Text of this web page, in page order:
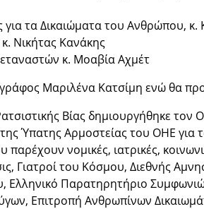
για τα Δικαιώματα του Ανθρώπου,
Νικήτας Κανάκης
κ. Μοαβία Αχμέτ
Μαριλένα Κατσίμη ενώ θα
Βίας δημιουργήθηκε
Ύπατης Αρμοστείας του ΟΗΕ
παρέχουν νομικές, ιατρικές,
Γιατροί του Κόσμου, Διεθνής
Παρατηρητήριο
Επιτροπή Ανθρωπίνων